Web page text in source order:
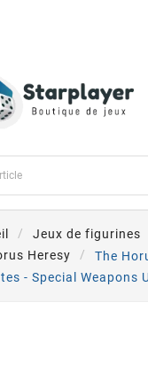
Jeux de figurines
Heresy
The
- Special Weapons